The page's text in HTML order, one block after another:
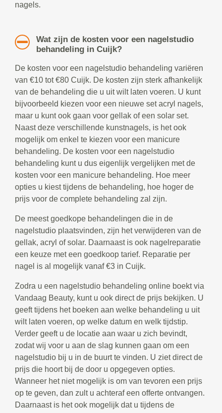
nagels.
Wat zijn de kosten voor een nagelstudio
behandeling in Cuijk?
De kosten voor een nagelstudio behandeling variëren
van €10 tot €80 Cuijk. De kosten zijn sterk afhankelijk
van de behandeling die u uit wilt laten voeren. U kunt
bijvoorbeeld kiezen voor een nieuwe set acryl nagels,
maar u kunt ook gaan voor gellak of een solar set.
Naast deze verschillende kunstnagels, is het ook
mogelijk om enkel te kiezen voor een manicure
behandeling. De kosten voor een nagelstudio
behandeling kunt u dus eigenlijk vergelijken met de
kosten voor een manicure behandeling. Hoe meer
opties u kiest tijdens de behandeling, hoe hoger de
prijs voor de complete behandeling zal zijn.
De meest goedkope behandelingen die in de
nagelstudio plaatsvinden, zijn het verwijderen van de
gellak, acryl of solar. Daarnaast is ook nagelreparatie
een keuze met een goedkoop tarief. Reparatie per
nagel is al mogelijk vanaf €3 in Cuijk.
Zodra u een nagelstudio behandeling online boekt via
Vandaag Beauty, kunt u ook direct de prijs bekijken. U
geeft tijdens het boeken aan welke behandeling u uit
wilt laten voeren, op welke datum en welk tijdstip.
Verder geeft u de locatie aan waar u zich bevindt,
zodat wij voor u aan de slag kunnen gaan om een
nagelstudio bij u in de buurt te vinden. U ziet direct de
prijs die hoort bij de door u opgegeven opties.
Wanneer het niet mogelijk is om van tevoren een prijs
op te geven, dan zult u achteraf een offerte ontvangen.
Daarnaast is het ook mogelijk dat u tijdens de